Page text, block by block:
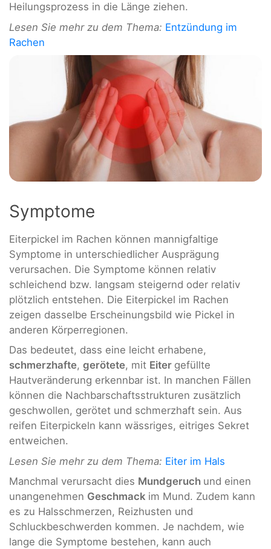
Heilungsprozess in die Länge ziehen.
Lesen Sie mehr zu dem Thema: Entzündung im
Rachen
Symptome
Eiterpickel im Rachen können mannigfaltige
Symptome in unterschiedlicher Ausprägung
verursachen. Die Symptome können relativ
schleichend bzw. langsam steigernd oder relativ
plötzlich entstehen. Die Eiterpickel im Rachen
zeigen dasselbe Erscheinungsbild wie Pickel in
anderen Körperregionen.
Das bedeutet, dass eine leicht erhabene,
schmerzhafte, gerötete, mit Eiter gefüllte
Hautveränderung erkennbar ist. In manchen Fällen
können die Nachbarschaftsstrukturen zusätzlich
geschwollen, gerötet und schmerzhaft sein. Aus
reifen Eiterpickeln kann wässriges, eitriges Sekret
entweichen.
Lesen Sie mehr zu dem Thema: Eiter im Hals
Manchmal verursacht dies Mundgeruch und einen
unangenehmen Geschmack im Mund. Zudem kann
es zu Halsschmerzen, Reizhusten und
Schluckbeschwerden kommen. Je nachdem, wie
lange die Symptome bestehen, kann auch